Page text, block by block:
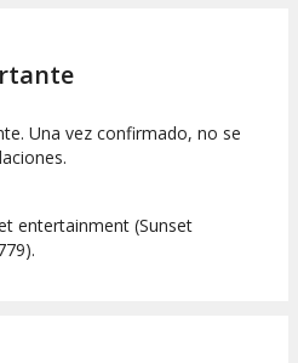
Una vez confirmado, no se
entertainment (Sunset